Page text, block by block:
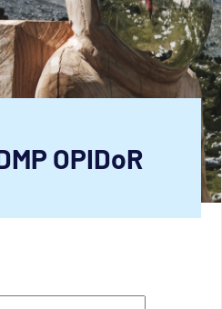
OPIDoR